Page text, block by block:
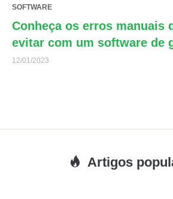
SOFTWARE
Conheça os erros manuais
evitar com um software de
12/01/2023
Artigos